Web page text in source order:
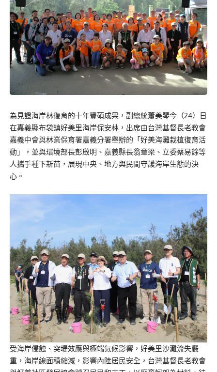
為見證海岸林復育的十年豐碩成果，副總統蕭美琴今（24）日
在嘉義縣布袋鎮好美里海岸保安林，出席由台灣基督長老教會
嘉義中會與林業保育署嘉義分署舉辦的「好美海灘栽植復育活
動」，並與環境部長彭啟明、嘉義縣長翁章梁、立委蔡易餘等
人攜手種下新苗，展現中央、地方與民間守護海岸生態的決
心。
受海岸侵蝕、突堤效應與極端氣候影響，好美里沙灘流失嚴
重，海岸線面積縮減，影響內陸居民安全，台灣基督長老教會